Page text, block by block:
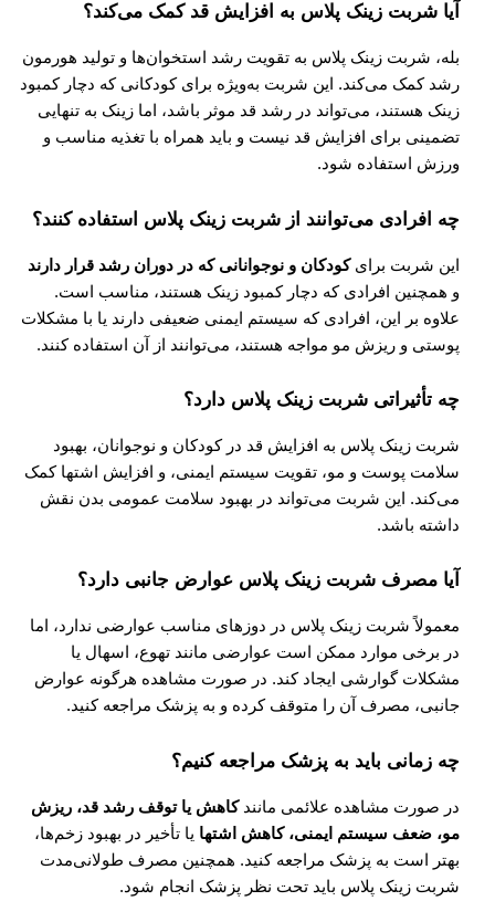
آیا شربت زینک پلاس به افزایش قد کمک می‌کند؟
بله، شربت زینک پلاس به تقویت رشد استخوان‌ها و تولید هورمون
رشد کمک می‌کند. این شربت به‌ویژه برای کودکانی که دچار کمبود
زینک هستند، می‌تواند در رشد قد موثر باشد، اما زینک به تنهایی
تضمینی برای افزایش قد نیست و باید همراه با تغذیه مناسب و
ورزش استفاده شود.
چه افرادی می‌توانند از شربت زینک پلاس استفاده کنند؟
این شربت برایکودکان و نوجوانانی که در دوران رشد قرار دارند
و همچنین افرادی که دچار کمبود زینک هستند، مناسب است.
علاوه بر این، افرادی که سیستم ایمنی ضعیفی دارند یا با مشکلات
پوستی و ریزش مو مواجه هستند، می‌توانند از آن استفاده کنند.
چه تأثیراتی شربت زینک پلاس دارد؟
شربت زینک پلاس به افزایش قد در کودکان و نوجوانان، بهبود
سلامت پوست و مو، تقویت سیستم ایمنی، و افزایش اشتها کمک
می‌کند. این شربت می‌تواند در بهبود سلامت عمومی بدن نقش
داشته باشد.
آیا مصرف شربت زینک پلاس عوارض جانبی دارد؟
معمولاً شربت زینک پلاس در دوزهای مناسب عوارضی ندارد، اما
در برخی موارد ممکن است عوارضی مانند تهوع، اسهال یا
مشکلات گوارشی ایجاد کند. در صورت مشاهده هرگونه عوارض
جانبی، مصرف آن را متوقف کرده و به پزشک مراجعه کنید.
چه زمانی باید به پزشک مراجعه کنیم؟
در صورت مشاهده علائمی مانندکاهش یا توقف رشد قد، ریزش
مو، ضعف سیستم ایمنی، کاهش اشتهایا تأخیر در بهبود زخم‌ها،
بهتر است به پزشک مراجعه کنید. همچنین مصرف طولانی‌مدت
شربت زینک پلاس باید تحت نظر پزشک انجام شود.